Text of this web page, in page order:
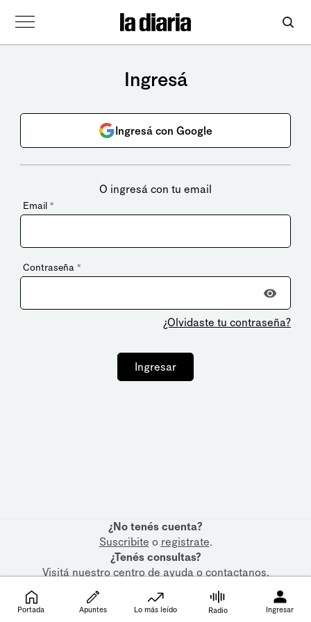
Ingresá
Ingresá con Google
O ingresá con tu email
Email *
Contraseña *
¿Olvidaste tu contraseña?
Ingresar
¿No tenés cuenta?
Suscribite o registrate.
¿Tenés consultas?
Visitá nuestrocentro de ayudaocontactanos.
Portada Apuntes Lo más leído Radio Ingresar